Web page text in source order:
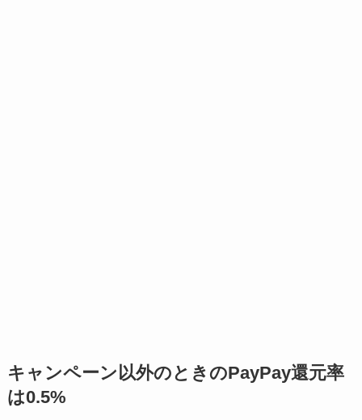
キャンペーン以外のときのPayPay還元率
は0.5%